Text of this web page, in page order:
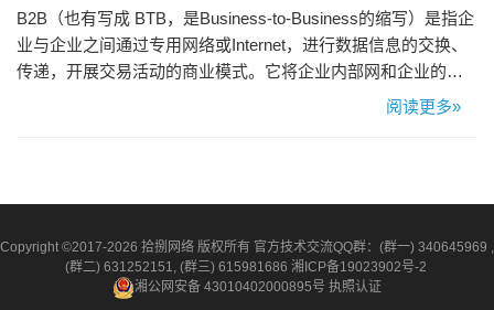
B2B（也有写成 BTB，是Business-to-Business的缩写）是指企
业与企业之间通过专用网络或Internet，进行数据信息的交换、
传递，开展交易活动的商业模式。它将企业内部网和企业的产
品及服务，通过 B2B 网站或移动客户端与客户紧密结合起来，
阅读更多»
Copyright ©2017-2026 拾捌网络 版权所有 官方技术交流QQ群：(群一) 340645969 ,
(群二) 631252151, (群三) 615981686 湘ICP备19023902号-2
湘公网安备 43010402000895号 执照认证